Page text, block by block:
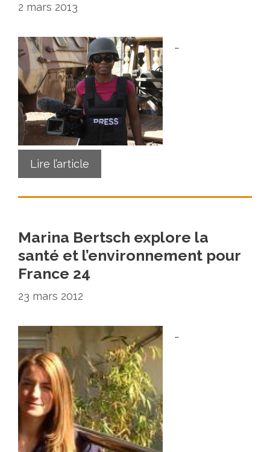
2 mars 2013
…
Lire l’article
Marina Bertsch explore la
santé et l’environnement pour
France 24
23 mars 2012
…